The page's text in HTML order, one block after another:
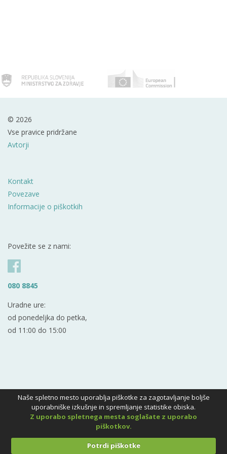
© 2026
Vse pravice pridržane
Avtorji
Kontakt
Povezave
Informacije o piškotkih
Povežite se z nami:
080 8845
Uradne ure:
od ponedeljka do petka,
od 11:00 do 15:00
Naše spletno mesto uporablja piškotke za zagotavljanje boljše
uporabniške izkušnje in spremljanje statistike obiska.
Z uporabo spletnega mesta soglašate z uporabo
piškotkov.
Potrdi piškotke